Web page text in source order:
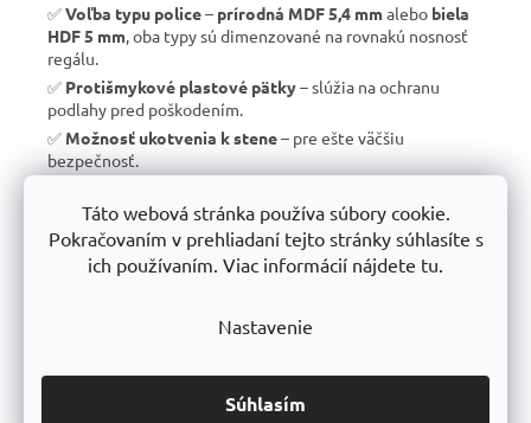
Táto webová stránka používa súbory cookie.
Pokračovaním v prehliadaní tejto stránky súhlasíte s
ich používaním. Viac informácií nájdete tu.
Nastavenie
Súhlasím
✅Voľba typu police– prírodná MDF 5,4 mmalebo biela
HDF 5 mm , oba typy sú dimenzované na rovnakú nosnosť
regálu.
✅ Protišmykové plastové pätky– slúžia na ochranu
podlahy pred poškodením.
✅ Možnosť ukotvenia k stene– pre ešte väčšiu
bezpečnosť.
výroba s dlhou životnosťou.
✅10 rokov záruka– dôkaz kvality a dlhodobej odolnosti.
📊 Porovnanie s bežnými regálmi na trhu: